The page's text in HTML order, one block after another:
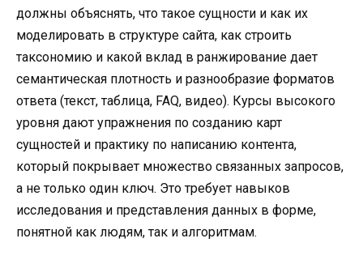
должны объяснять, что такое сущности и как их
моделировать в структуре сайта, как строить
таксономию и какой вклад в ранжирование дает
семантическая плотность и разнообразие форматов
ответа (текст, таблица, FAQ, видео). Курсы высокого
уровня дают упражнения по созданию карт
сущностей и практику по написанию контента,
который покрывает множество связанных запросов,
а не только один ключ. Это требует навыков
исследования и представления данных в форме,
понятной как людям, так и алгоритмам.